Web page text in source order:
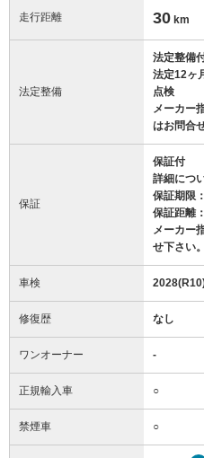
走行距離 30 km
法定整備
法定整備
法定12ヶ
点検
メーカー
はお問合
保証
保証付
詳細につ
保証期限
保証距離
メーカー
せ下さい。
車検
修復歴 なし
ワンオーナー -
正規輸入車 ○
禁煙車 ○